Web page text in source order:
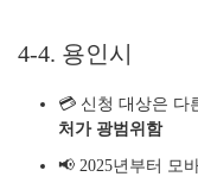
4-4. 용인시
💳 신청 대상은 다
처가 광범위함
📢 2025년부터 모